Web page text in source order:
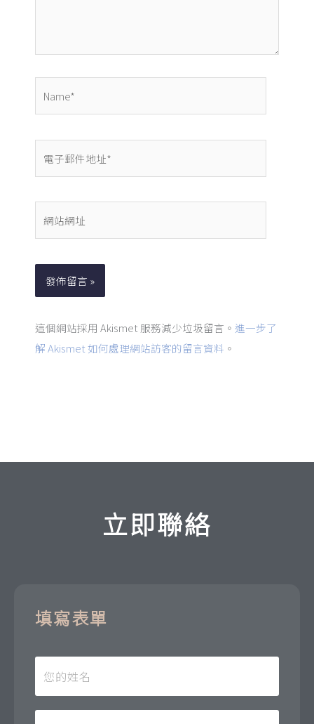
這個網站採用 Akismet 服務減少垃圾留言。 進一步了
解 Akismet 如何處理網站訪客的留言資料 。
立即聯絡
填寫表單